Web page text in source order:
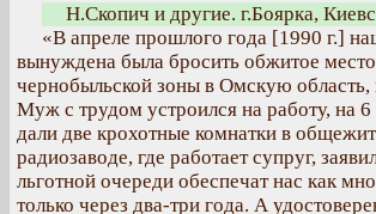
Н.Скопич и другие. г.Боярка,
«В апреле прошлого года [1990 г.]
вынуждена была бросить обжитое место
чернобыльской зоны в Омскую область,
Муж с трудом устроился на работу, на 6
дали две крохотные комнатки в
радиозаводе, где работает супруг,
льготной очереди обеспечат нас как
только через два-три года. А